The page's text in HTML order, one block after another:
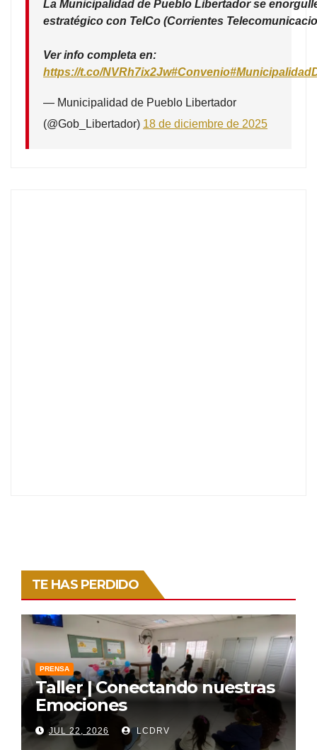
La Municipalidad de Pueblo Libertador se
estratégico con TelCo (Corrientes
Ver info completa en:
https://t.co/NVRh7ix2Jw#Convenio
— Municipalidad de Pueblo Libertador
(@Gob_Libertador) 18 de diciembre de 2025
TE HAS PERDIDO
PRENSA
Taller | Conectando nuestras
Emociones
JUL 22, 2026 LCDRV